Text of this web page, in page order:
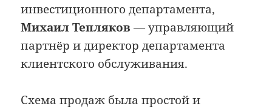
инвестиционного департамента,
Михаил Тепляков — управляющий
партнёр и директор департамента
клиентского обслуживания.
Схема продаж была простой и